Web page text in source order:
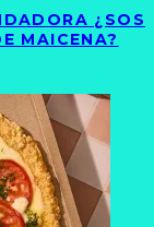
¿SOS
MAICENA?